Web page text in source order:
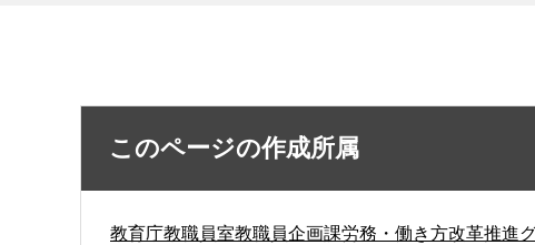
このページの作成所属
教育庁教職員室教職員企画課労務・働き方改革推進